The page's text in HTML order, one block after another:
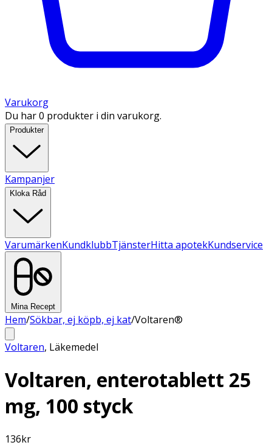
Varukorg
Du har 0 produkter i din varukorg.
Produkter
Kampanjer
Kloka Råd
VarumärkenKundklubbTjänsterHitta apotekKundservice
Mina Recept
Hem/Sökbar, ej köpb, ej kat/Voltaren®
Voltaren, Läkemedel
Voltaren, enterotablett 25
mg, 100 styck
136kr